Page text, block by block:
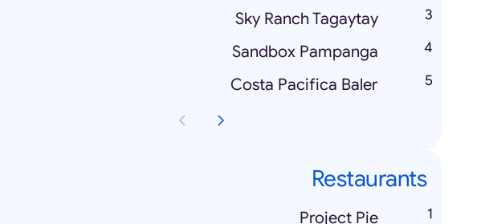
Sky Ranch Tagaytay
Sandbox Pampanga
Costa Pacifica Baler
Restaurants
Project Pie